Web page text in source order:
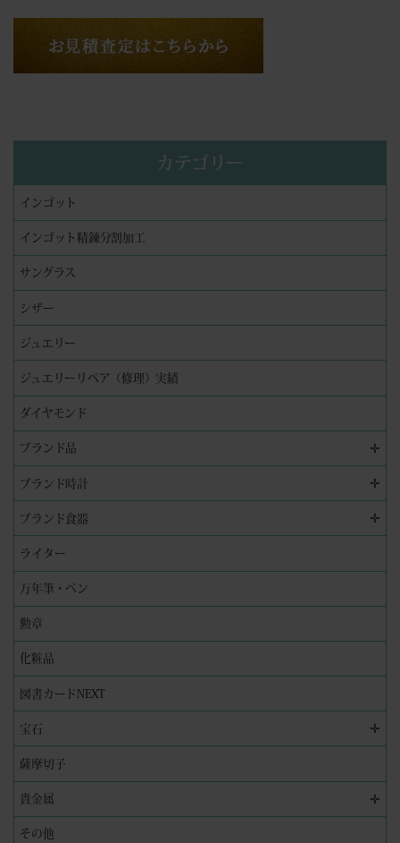
カテゴリー
インゴット
インゴット精錬分割加工
サングラス
シザー
ジュエリー
ジュエリーリペア（修理）実績
ダイヤモンド
ブランド品 ✛
ブランド時計 ✛
ブランド食器 ✛
ライター
万年筆・ペン
勲章
化粧品
図書カードNEXT
宝石 ✛
薩摩切子
貴金属 ✛
その他